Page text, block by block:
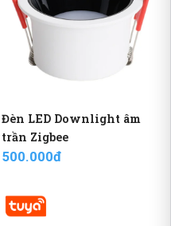
Đèn LED Downlight âm
trần Zigbee
500.000đ